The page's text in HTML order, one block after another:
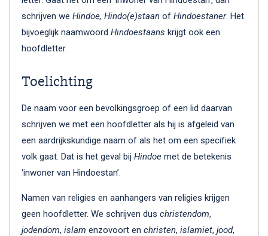
schrijven we Hindoe, Hindo(e)staan of Hindoestaner. Het
bijvoeglijk naamwoord Hindoestaans krijgt ook een
hoofdletter.
Toelichting
De naam voor een bevolkingsgroep of een lid daarvan
schrijven we met een hoofdletter als hij is afgeleid van
een aardrijkskundige naam of als het om een specifiek
volk gaat. Dat is het geval bij Hindoe met de betekenis
‘inwoner van Hindoestan’.
Namen van religies en aanhangers van religies krijgen
geen hoofdletter. We schrijven dus christendom,
jodendom, islam enzovoort en christen, islamiet, jood,